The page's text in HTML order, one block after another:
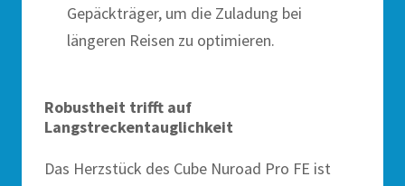
Gepäckträger, um die Zuladung bei
längeren Reisen zu optimieren.
Robustheit trifft auf
Langstreckentauglichkeit
Das Herzstück des Cube Nuroad Pro FE ist